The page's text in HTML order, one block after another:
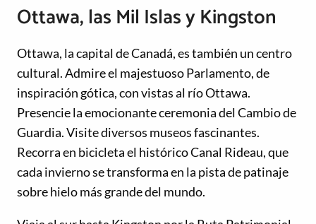
Ottawa, las Mil Islas y Kingston
Ottawa, la capital de Canadá, es también un centro
cultural. Admire el majestuoso Parlamento, de
inspiración gótica, con vistas al río Ottawa.
Presencie la emocionante ceremonia del Cambio de
Guardia. Visite diversos museos fascinantes.
Recorra en bicicleta el histórico Canal Rideau, que
cada invierno se transforma en la pista de patinaje
sobre hielo más grande del mundo.